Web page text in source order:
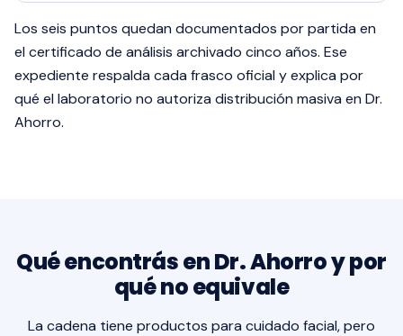
Los seis puntos quedan documentados por partida en
el certificado de análisis archivado cinco años. Ese
expediente respalda cada frasco oficial y explica por
qué el laboratorio no autoriza distribución masiva en Dr.
Ahorro.
Qué encontrás en Dr. Ahorro y por
qué no equivale
La cadena tiene productos para cuidado facial, pero